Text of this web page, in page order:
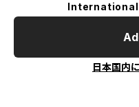
日本国内